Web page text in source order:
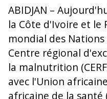
ABIDJAN –
la Côte d'Ivoire et
mondial des Nations
Centre régional
la malnutrition
avec l'Union
africaine de la santé